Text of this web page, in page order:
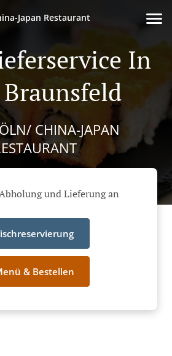
Japan Restaurant
In
CHINA-JAPAN
und Lieferung an
& Bestellen